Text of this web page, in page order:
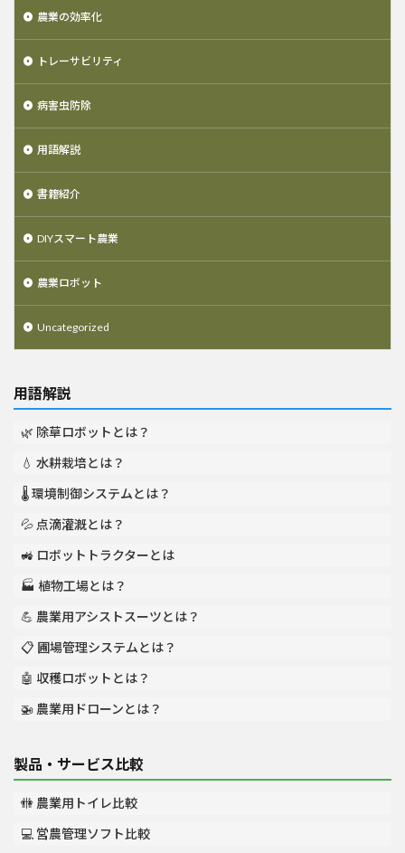
農業の効率化
トレーサビリティ
病害虫防除
用語解説
書籍紹介
DIYスマート農業
農業ロボット
Uncategorized
用語解説
🌿 除草ロボットとは？
💧 水耕栽培とは？
🌡️ 環境制御システムとは？
💦 点滴灌漑とは？
🚜 ロボットトラクターとは
🏭 植物工場とは？
💪 農業用アシストスーツとは？
📋 圃場管理システムとは？
🤖 収穫ロボットとは？
🚁 農業用ドローンとは？
製品・サービス比較
🚻 農業用トイレ比較
💻 営農管理ソフト比較